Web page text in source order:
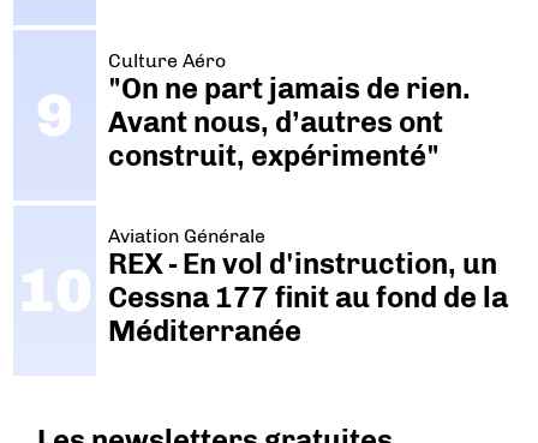
Culture Aéro
"On ne part jamais de rien.
Avant nous, d’autres ont
construit, expérimenté"
Aviation Générale
REX - En vol d'instruction, un
Cessna 177 finit au fond de la
Méditerranée